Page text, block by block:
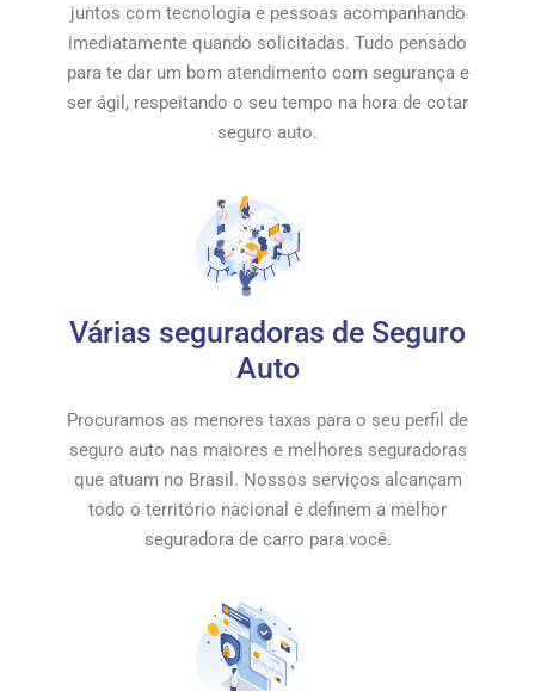
juntos com tecnologia e pessoas acompanhando
imediatamente quando solicitadas. Tudo pensado
para te dar um bom atendimento com segurança e
ser ágil, respeitando o seu tempo na hora de cotar
seguro auto.
Várias seguradoras de Seguro
Auto
Procuramos as menores taxas para o seu perfil de
seguro auto nas maiores e melhores seguradoras
que atuam no Brasil. Nossos serviços alcançam
todo o território nacional e definem a melhor
seguradora de carro para você.